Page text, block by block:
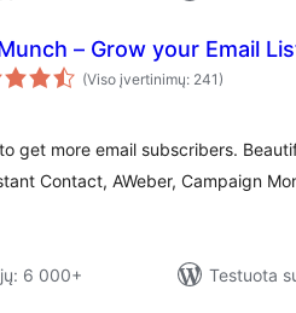
– Grow your Email
(Viso įvertinimų: 241)
get more email subscribers.
Contact, AWeber, Campaign
6 000+
Testuota